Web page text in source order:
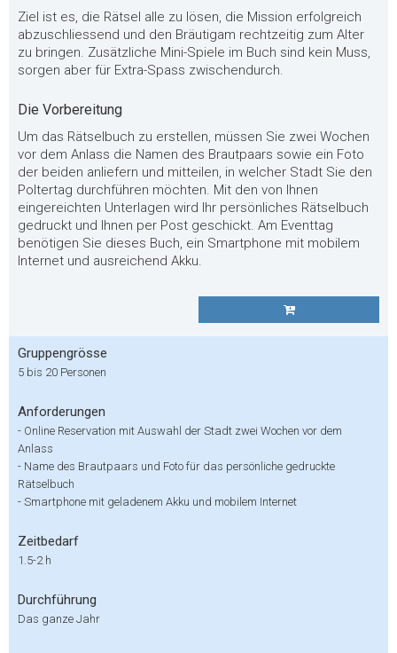
Ziel ist es, die Rätsel alle zu lösen, die Mission erfolgreich
abzuschliessend und den Bräutigam rechtzeitig zum Alter
zu bringen. Zusätzliche Mini-Spiele im Buch sind kein Muss,
sorgen aber für Extra-Spass zwischendurch.
Die Vorbereitung
Um das Rätselbuch zu erstellen, müssen Sie zwei Wochen
vor dem Anlass die Namen des Brautpaars sowie ein Foto
der beiden anliefern und mitteilen, in welcher Stadt Sie den
Poltertag durchführen möchten. Mit den von Ihnen
eingereichten Unterlagen wird Ihr persönliches Rätselbuch
gedruckt und Ihnen per Post geschickt. Am Eventtag
benötigen Sie dieses Buch, ein Smartphone mit mobilem
Internet und ausreichend Akku.
Gruppengrösse
5 bis 20 Personen
Anforderungen
- Online Reservation mit Auswahl der Stadt zwei Wochen vor dem
Anlass
- Name des Brautpaars und Foto für das persönliche gedruckte
Rätselbuch
- Smartphone mit geladenem Akku und mobilem Internet
Zeitbedarf
1.5-2 h
Durchführung
Das ganze Jahr